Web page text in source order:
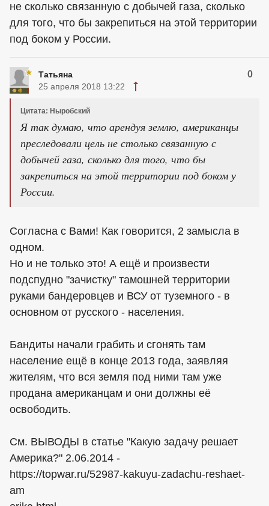
не сколько связанную с добычей газа, сколько
для того, что бы закрепиться на этой территории
под боком у России.
Татьяна 0
25 апреля 2018 13:22
Цитата: Ныробский
Я так думаю, что арендуя землю, американцы
преследовали цель не столько связанную с
добычей газа, сколько для того, что бы
закрепиться на этой территории под боком у
России.
Согласна с Вами! Как говорится, 2 замысла в
одном.
Но и не только это! А ещё и произвести
подспудно "зачистку" тамошней территории
руками бандеровцев и ВСУ от туземного - в
основном от русского - населения.
Бандиты начали грабить и сгонять там
население ещё в конце 2013 года, заявляя
жителям, что вся земля под ними там уже
продана американцам и они должны её
освободить.
См. ВЫВОДЫ в статье "Какую задачу решает
Америка?" 2.06.2014 -
https://topwar.ru/52987-kakuyu-zadachu-reshaet-
am